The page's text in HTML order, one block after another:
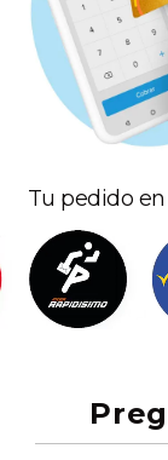
Tu pedido